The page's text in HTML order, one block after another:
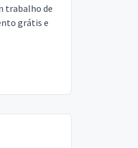
trabalho de
grátis e